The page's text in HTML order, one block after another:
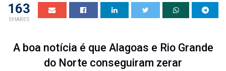
163
SHARES
A boa notícia é que Alagoas e Rio Grande
do Norte conseguiram zerar